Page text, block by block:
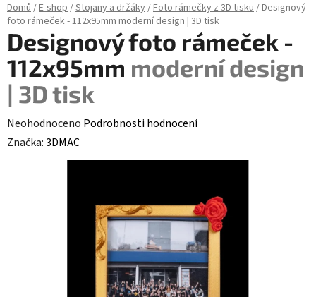
Domů/E-shop/Stojany a držáky/Foto rámečky z 3D tisku/Designový
foto rámeček - 112x95mm moderní design | 3D tisk
Designový foto rámeček -
112x95mm moderní design
| 3D tisk
Průměrné hodnocení produktu je 0,0 z 5 hvězdiček.
Neohodnoceno Podrobnosti hodnocení
Značka:3DMAC